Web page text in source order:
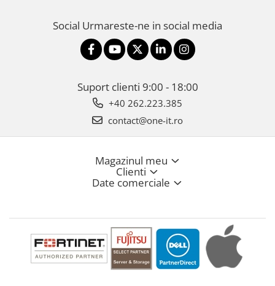
Social Urmareste-ne in social media
Suport clienti 9:00 - 18:00
+40 262.223.385
contact@one-it.ro
Magazinul meu
Clienti
Date comerciale